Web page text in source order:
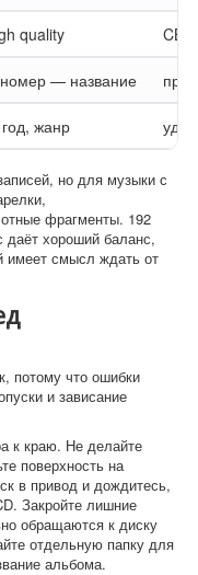
quality
— название
жанр
но для музыки с
фрагменты. 192
даёт хороший баланс,
имеет смысл ждать от
потому что ошибки
и зависание
к краю. Не делайте
поверхность на
в привод и дождитесь,
Закройте лишние
обращаются к диску
отдельную папку для
альбома.